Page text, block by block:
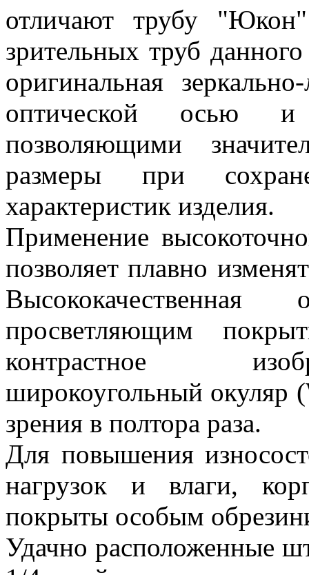
отличают трубу
зрительных труб
оригинальная
оптической осью и
позволяющими
размеры при
характеристик изделия.
Применение
позволяет плавно
просветляющим
контрастное
широкоугольный окуляр
зрения в полтора раза.
Для повышения
нагрузок и влаги,
покрыты особым
Удачно расположенные